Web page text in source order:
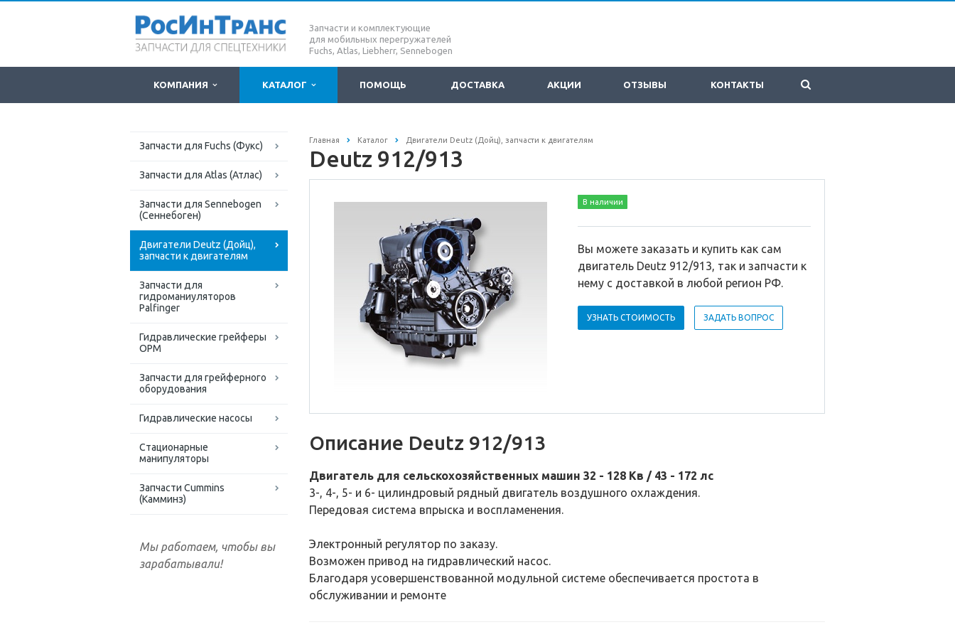
Запчасти и комплектующие
для мобильных перегружателей
Fuchs, Atlas, Liebherr, Sennebogen
КОМПАНИЯ КАТАЛОГ ПОМОЩЬ ДОСТАВКА АКЦИИ ОТЗЫВЫ КОНТАКТЫ
Запчасти для Fuchs (Фукс)
Запчасти для Atlas (Атлас)
Запчасти для Sennebogen
(Сеннебоген)
Двигатели Deutz (Дойц),
запчасти к двигателям
Запчасти для
гидроманиуляторов
Palfinger
Гидравлические грейферы
ОРМ
Запчасти для грейферного
оборудования
Гидравлические насосы
Стационарные
манипуляторы
Запчасти Cummins
(Камминз)
Мы работаем, чтобы вы
зарабатывали!
Главная Каталог Двигатели Deutz (Дойц), запчасти к двигателям
Deutz 912/913
В наличии
Вы можете заказать и купить как сам
двигатель Deutz 912/913, так и запчасти к
нему с доставкой в любой регион РФ.
УЗНАТЬ СТОИМОСТЬ ЗАДАТЬ ВОПРОС
Описание Deutz 912/913
Двигатель для сельскохозяйственных машин 32 - 128 Кв / 43 - 172 лс
3-, 4-, 5- и 6- цилиндровый рядный двигатель воздушного охлаждения.
Передовая система впрыска и воспламенения.
Электронный регулятор по заказу.
Возможен привод на гидравлический насос.
Благодаря усовершенствованной модульной системе обеспечивается простота в
обслуживании и ремонте